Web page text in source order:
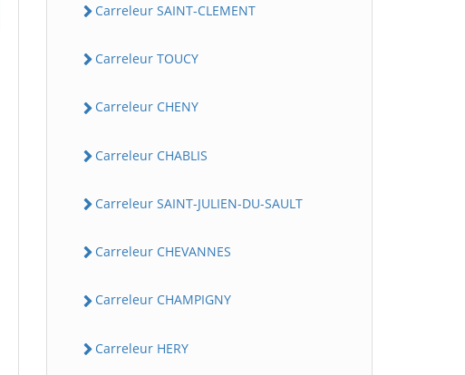
Carreleur SAINT-CLEMENT
Carreleur TOUCY
Carreleur CHENY
Carreleur CHABLIS
Carreleur SAINT-JULIEN-DU-SAULT
Carreleur CHEVANNES
Carreleur CHAMPIGNY
Carreleur HERY